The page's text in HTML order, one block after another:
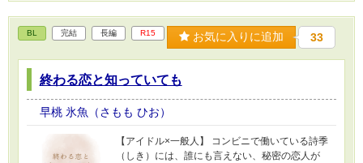
BL 完結 長編 R15 お気に入りに追加 33
終わる恋と知っていても
早桃 氷魚（さもも ひお）
【アイドル×一般人】 コンビニで働いている詩季
（しき）には、誰にも言えない、秘密の恋人が